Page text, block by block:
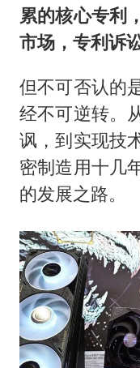
累的核心专利
市场，专利诉
但不可否认的
经不可逆转。
讽，到实现技
密制造用十几
的发展之路。